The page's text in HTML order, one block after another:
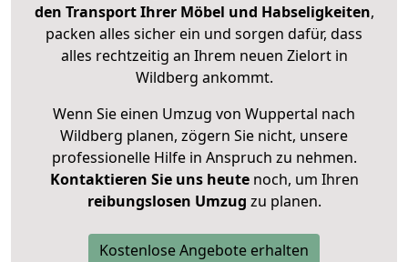
den Transport Ihrer Möbel und Habseligkeiten,
packen alles sicher ein und sorgen dafür, dass
alles rechtzeitig an Ihrem neuen Zielort in
Wildberg ankommt.
Wenn Sie einen Umzug von Wuppertal nach
Wildberg planen, zögern Sie nicht, unsere
professionelle Hilfe in Anspruch zu nehmen.
Kontaktieren Sie uns heutenoch, um Ihren
reibungslosen Umzug zu planen.
Kostenlose Angebote erhalten